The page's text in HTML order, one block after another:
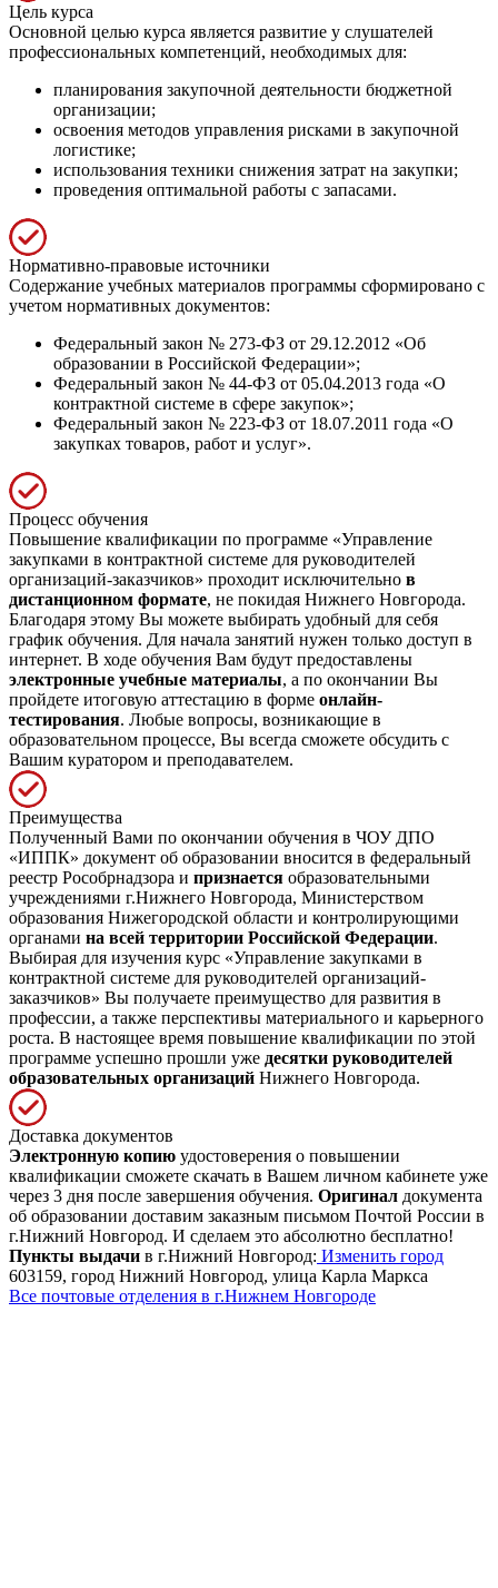
Цель курса
Основной целью курса является развитие у слушателей
профессиональных компетенций, необходимых для:
планирования закупочной деятельности бюджетной
организации;
освоения методов управления рисками в закупочной
логистике;
использования техники снижения затрат на закупки;
проведения оптимальной работы с запасами.
Нормативно-правовые источники
Содержание учебных материалов программы сформировано с
учетом нормативных документов:
Федеральный закон № 273-ФЗ от 29.12.2012 «Об
образовании в Российской Федерации»;
Федеральный закон № 44-ФЗ от 05.04.2013 года «О
контрактной системе в сфере закупок»;
Федеральный закон № 223-ФЗ от 18.07.2011 года «О
закупках товаров, работ и услуг».
Процесс обучения
Повышение квалификации по программе «Управление
закупками в контрактной системе для руководителей
организаций-заказчиков» проходит исключительно в
дистанционном формате, не покидая Нижнего Новгорода.
Благодаря этому Вы можете выбирать удобный для себя
график обучения. Для начала занятий нужен только доступ в
интернет. В ходе обучения Вам будут предоставлены
электронные учебные материалы, а по окончании Вы
пройдете итоговую аттестацию в форме онлайн-
тестирования. Любые вопросы, возникающие в
образовательном процессе, Вы всегда сможете обсудить с
Вашим куратором и преподавателем.
Преимущества
Полученный Вами по окончании обучения в ЧОУ ДПО
«ИППК» документ об образовании вносится в федеральный
реестр Рособрнадзора и признается образовательными
учреждениями г.Нижнего Новгорода, Министерством
образования Нижегородской области и контролирующими
органами на всей территории Российской Федерации.
Выбирая для изучения курс «Управление закупками в
контрактной системе для руководителей организаций-
заказчиков» Вы получаете преимущество для развития в
профессии, а также перспективы материального и карьерного
роста. В настоящее время повышение квалификации по этой
программе успешно прошли уже десятки руководителей
образовательных организаций Нижнего Новгорода.
Доставка документов
Электронную копию удостоверения о повышении
квалификации сможете скачать в Вашем личном кабинете уже
через 3 дня после завершения обучения. Оригинал документа
об образовании доставим заказным письмом Почтой России в
г.Нижний Новгород. И сделаем это абсолютно бесплатно!
Пункты выдачи в г.Нижний Новгород: Изменить город
603159, город Нижний Новгород, улица Карла Маркса
Все почтовые отделения в г.Нижнем Новгороде